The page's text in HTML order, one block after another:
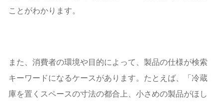
ことがわかります。
また、消費者の環境や目的によって、製品の仕様が検索
キーワードになるケースがあります。たとえば、「冷蔵
庫を置くスペースの寸法の都合上、小さめの製品がほし